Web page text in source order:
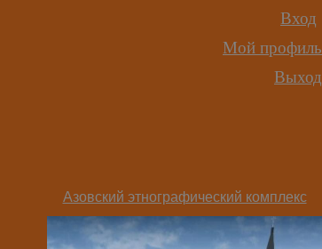
Вход
Мой профиль
Выход
Азовский этнографический комплекс